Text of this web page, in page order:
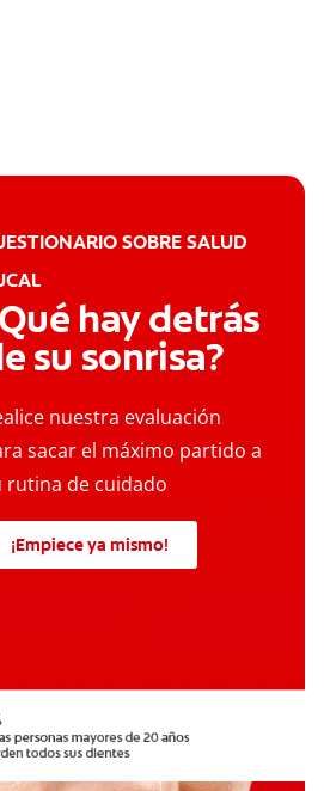
SOBRE SALUD
hay detrás
su sonrisa?
nuestra evaluación
sacar el máximo partido a
rutina de cuidado
¡Empiece ya mismo!